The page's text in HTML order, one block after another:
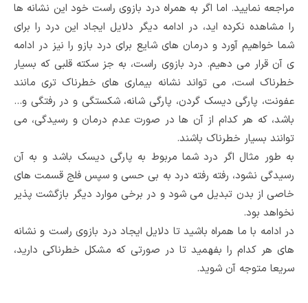
مراجعه نمایید. اما اگر به همراه درد بازوی راست خود این نشانه ها
را مشاهده نکرده اید، در ادامه دیگر دلایل ایجاد این درد را برای
شما خواهیم آورد و درمان های شایع برای درد بازو را نیز در ادامه
ی آن قرار می دهیم. درد بازوی راست، به جز سکته قلبی که بسیار
خطرناک است، می تواند نشانه بیماری های خطرناک تری مانند
عفونت، پارگی دیسک گردن، پارگی شانه، شکستگی و در رفتگی و...
باشد، که هر کدام از آن ها در صورت عدم درمان و رسیدگی، می
توانند بسیار خطرناک باشند.
به طور مثال اگر درد شما مربوط به پارگی دیسک باشد و به آن
رسیدگی نشود، رفته رفته درد به بی حسی و سپس فلج قسمت های
خاصی از بدن تبدیل می شود و در برخی موارد دیگر بازگشت پذیر
نخواهد بود.
در ادامه با ما همراه باشید تا دلایل ایجاد درد بازوی راست و نشانه
های هر کدام را بفهمید تا در صورتی که مشکل خطرناکی دارید،
سریعا متوجه آن شوید.